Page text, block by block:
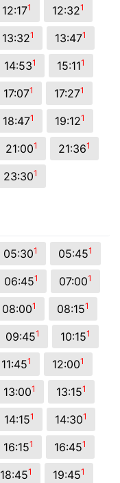
12:171 12:321
13:321 13:471
14:531 15:111
17:071 17:271
18:471 19:121
21:001 21:361
23:301
05:301 05:451
06:451 07:001
08:001 08:151
09:451 10:151
11:451 12:001
13:001 13:151
14:151 14:301
16:151 16:451
18:451 19:451